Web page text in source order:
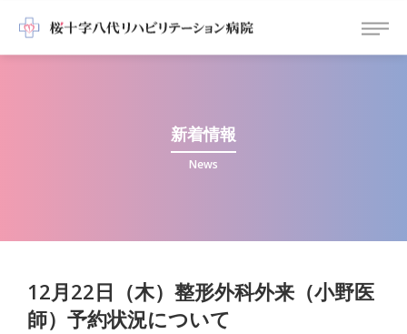
新着情報
News
12月22日（木）整形外科外来（小野医
師）予約状況について